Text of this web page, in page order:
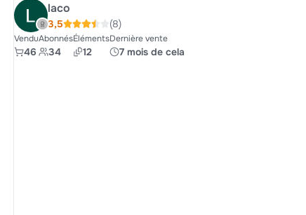
laco
3,5 (8)
Vendu
46
Abonnés
34
Éléments
12
Dernière vente
7 mois de cela